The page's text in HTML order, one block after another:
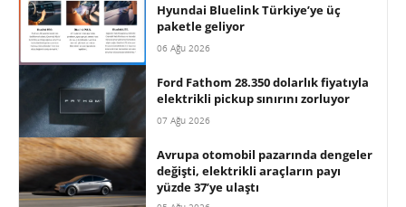
Hyundai Bluelink Türkiye’ye üç
paketle geliyor
06 Ağu 2026
Ford Fathom 28.350 dolarlık fiyatıyla
elektrikli pickup sınırını zorluyor
07 Ağu 2026
Avrupa otomobil pazarında dengeler
değişti, elektrikli araçların payı
yüzde 37’ye ulaştı